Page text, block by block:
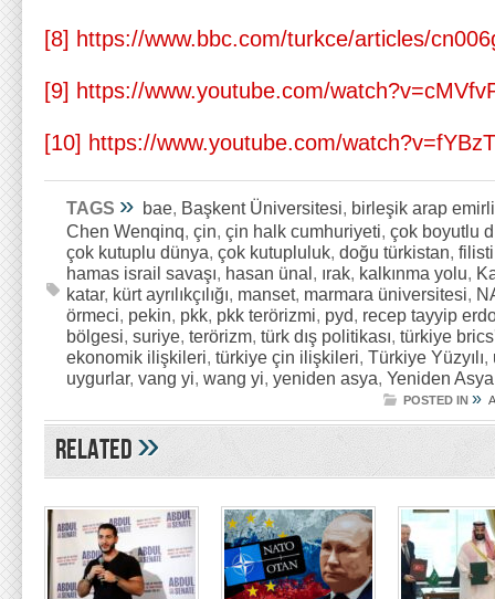
[8] https://www.bbc.com/turkce/articles/
[9] https://www.youtube.com/
[10] https://www.youtube.com/
TAGS » bae, Başkent Üniversitesi, birleşik arap
Chen Wenqinq, çin, çin halk cumhuriyeti, çok boyutlu
çok kutuplu dünya, çok kutupluluk, doğu türkistan,
hamas israil savaşı, hasan ünal, ırak, kalkınma yolu,
katar, kürt ayrılıkçılığı, manset, marmara üniversitesi,
örmeci, pekin, pkk, pkk terörizmi, pyd, recep tayyip
bölgesi, suriye, terörizm, türk dış politikası, türkiye
ekonomik ilişkileri, türkiye çin ilişkileri, Türkiye Yüzyılı,
uygurlar, vang yi, wang yi, yeniden asya, Yeniden
POSTED IN »
Related»